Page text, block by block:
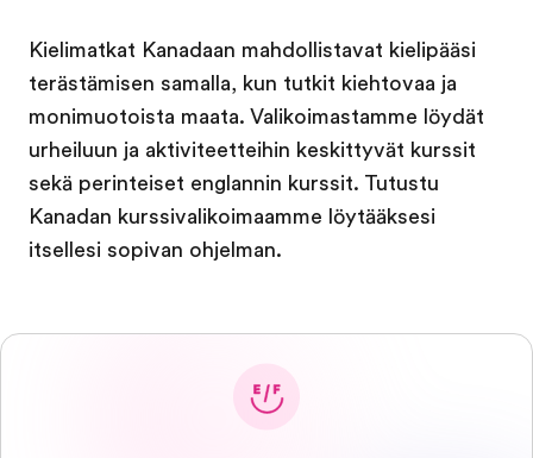
Kielimatkat Kanadaan mahdollistavat kielipääsi
terästämisen samalla, kun tutkit kiehtovaa ja
monimuotoista maata. Valikoimastamme löydät
urheiluun ja aktiviteetteihin keskittyvät kurssit
sekä perinteiset englannin kurssit. Tutustu
Kanadan kurssivalikoimaamme löytääksesi
itsellesi sopivan ohjelman.